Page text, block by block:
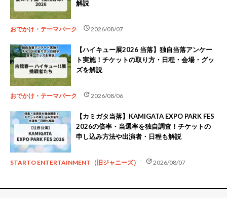
解説
おでかけ・テーマパーク schedule2026/08/07
【ハイキュー展2026 当落】独自当落アンケー
ト実施！チケットの取り方・日程・会場・グッ
ズを解説
おでかけ・テーマパーク update2026/08/06
【カミガタ当落】KAMIGATA EXPO PARK FES
2026の倍率・当選率を独自調査！チケットの
申し込み方法や出演者・日程も解説
STARTO ENTERTAINMENT（旧ジャニーズ） update2026/08/07